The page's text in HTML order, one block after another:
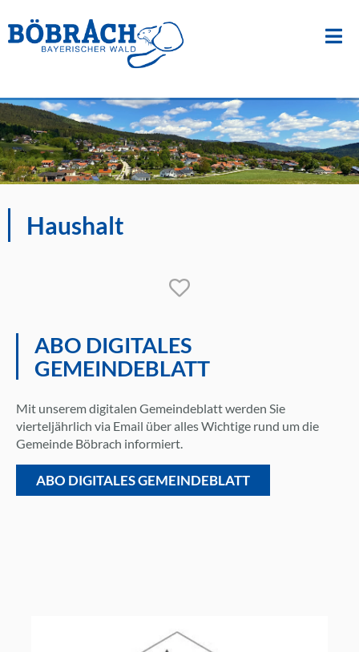
Inhalt
springen
Suche
nach:
Haushalt
ABO DIGITALES
GEMEINDEBLATT
Mit unserem digitalen Gemeindeblatt werden Sie
vierteljährlich via Email über alles Wichtige rund um die
Gemeinde Böbrach informiert.
ABO DIGITALES GEMEINDEBLATT